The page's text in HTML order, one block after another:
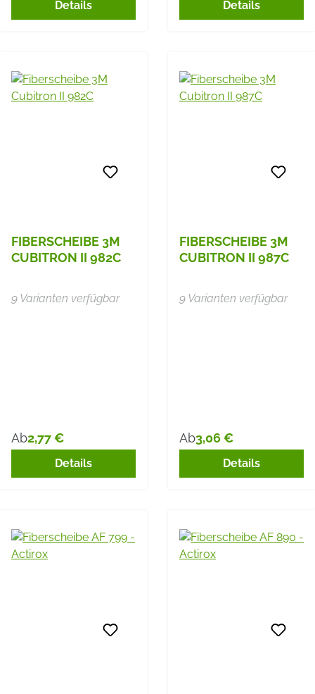
Details Details
FIBERSCHEIBE 3M
CUBITRON II 982C
9 Varianten verfügbar
Regulärer Preis:
Ab2,77 €
Details
FIBERSCHEIBE 3M
CUBITRON II 987C
9 Varianten verfügbar
Regulärer Preis:
Ab3,06 €
Details